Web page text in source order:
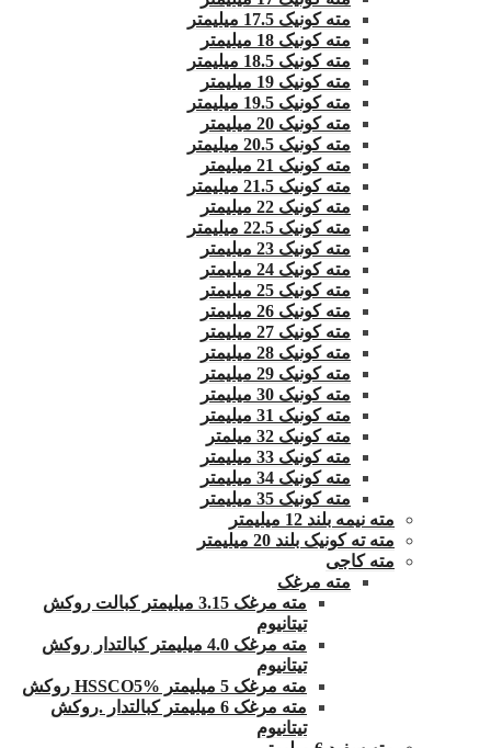
مته کونیک 17.5 میلیمتر
مته کونیک 18 میلیمتر
مته کونیک 18.5 میلیمتر
مته کونیک 19 میلیمتر
مته کونیک 19.5 میلیمتر
مته کونیک 20 میلیمتر
مته کونیک 20.5 میلیمتر
مته کونیک 21 میلیمتر
مته کونیک 21.5 میلیمتر
مته کونیک 22 میلیمتر
مته کونیک 22.5 میلیمتر
مته کونیک 23 میلیمتر
مته کونیک 24 میلیمتر
مته کونیک 25 میلیمتر
مته کونیک 26 میلیمتر
مته کونیک 27 میلیمتر
مته کونیک 28 میلیمتر
مته کونیک 29 میلیمتر
مته کونیک 30 میلیمتر
مته کونیک 31 میلیمتر
مته کونیک 32 میلمتر
مته کونیک 33 میلیمتر
مته کونیک 34 میلیمتر
مته کونیک 35 میلیمتر
مته نیمه بلند 12 میلیمتر
مته ته کونیک بلند 20 میلیمتر
مته کاجی
مته مرغک
مته مرغک 3.15 میلیمتر کبالت روکش
تیتانیوم
مته مرغک 4.0 میلیمتر کبالتدار روکش
تیتانیوم
مته مرغک 5 میلیمتر HSSCO5% روکش
مته مرغک 6 میلیمتر کبالتدار .روکش
تیتانیوم